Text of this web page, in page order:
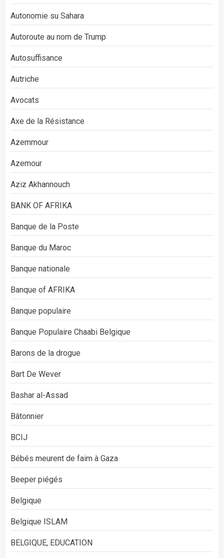
Autonomie su Sahara
Autoroute au nom de Trump
Autosuffisance
Autriche
Avocats
Axe de la Résistance
Azemmour
Azemour
Aziz Akhannouch
BANK OF AFRIKA
Banque de la Poste
Banque du Maroc
Banque nationale
Banque of AFRIKA
Banque populaire
Banque Populaire Chaabi Belgique
Barons de la drogue
Bart De Wever
Bashar al-Assad
Bâtonnier
BCIJ
Bébés meurent de faim à Gaza
Beeper piégés
Belgique
Belgique ISLAM
BELGIQUE, EDUCATION